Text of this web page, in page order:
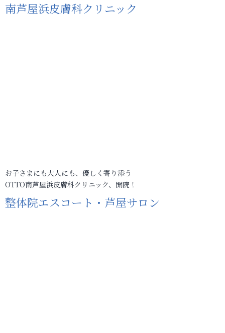
南芦屋浜皮膚科クリニック
お子さまにも大人にも、優しく寄り添う
OTTO南芦屋浜皮膚科クリニック、開院！
整体院エスコート・芦屋サロン